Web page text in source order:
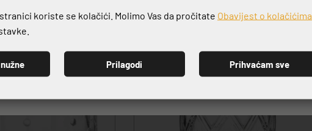
PRIJAVI SE
koriste se kolačići. Molimo Vas da pročitate Obavijest o kolačićima
Prilagodi Prihvaćam sve